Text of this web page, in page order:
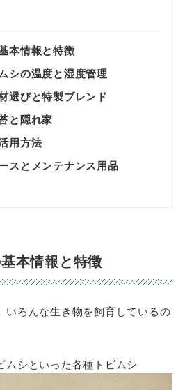
本情報と特徴
シの温度と湿度管理
選びと特製ブレンド
と隠れ家
用方法
スとメンテナンス用品
本情報と特徴
いろんな生き物を飼育しているの
ムシといった各種トビムシ